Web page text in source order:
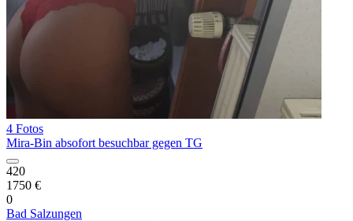
4 Fotos
Mira-Bin absofort besuchbar gegen TG
420
1750 €
0
Bad Salzungen